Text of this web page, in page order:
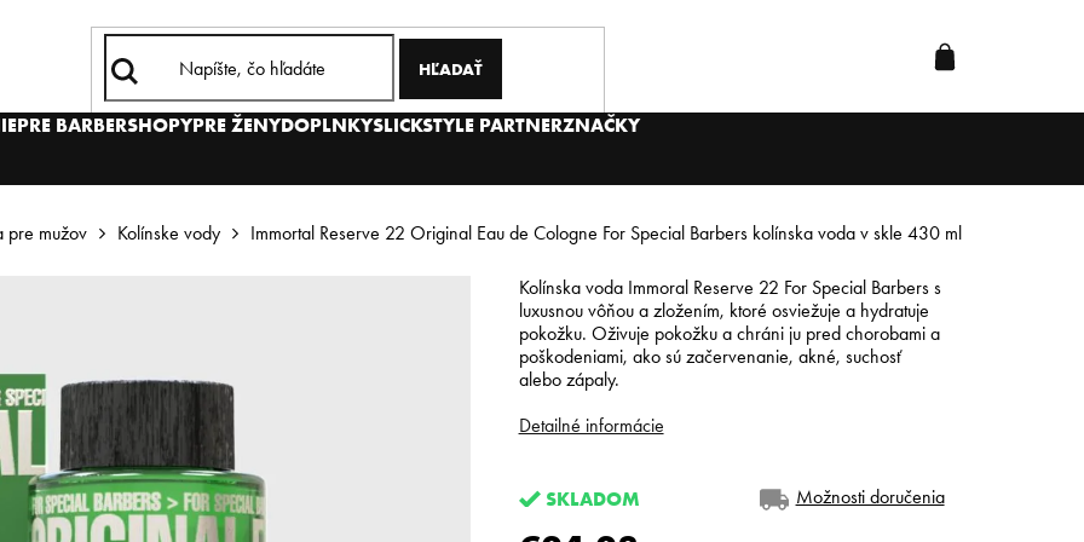
HĽADAŤ
PRE BARBERSHOPYPRE ŽENYDOPLNKYSLICKSTYLE PARTNERZNAČKY
pre mužov Kolínske vody Immortal Reserve 22 Original Eau de Cologne For Special Barbers kolínska voda v skle 430 ml
SKLADOM Možnosti doručenia
Kolínska voda Immoral Reserve 22 For Special Barbers s
luxusnou vôňou a zložením, ktoré osviežuje a hydratuje
pokožku. Oživuje pokožku a chráni ju pred chorobami a
poškodeniami, ako sú začervenanie, akné, suchosť
alebo zápaly.
Detailné informácie